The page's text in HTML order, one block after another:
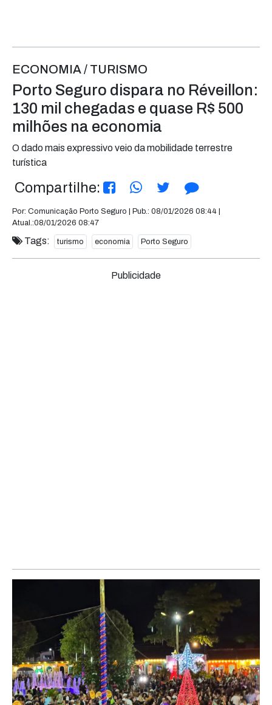
ECONOMIA / TURISMO
Porto Seguro dispara no Réveillon:
130 mil chegadas e quase R$ 500
milhões na economia
O dado mais expressivo veio da mobilidade terrestre
turística
Compartilhe:
Por: Comunicação Porto Seguro | Pub.: 08/01/2026 08:44 |
Atual.:08/01/2026 08:47
Tags: turismo economia Porto Seguro
Publicidade